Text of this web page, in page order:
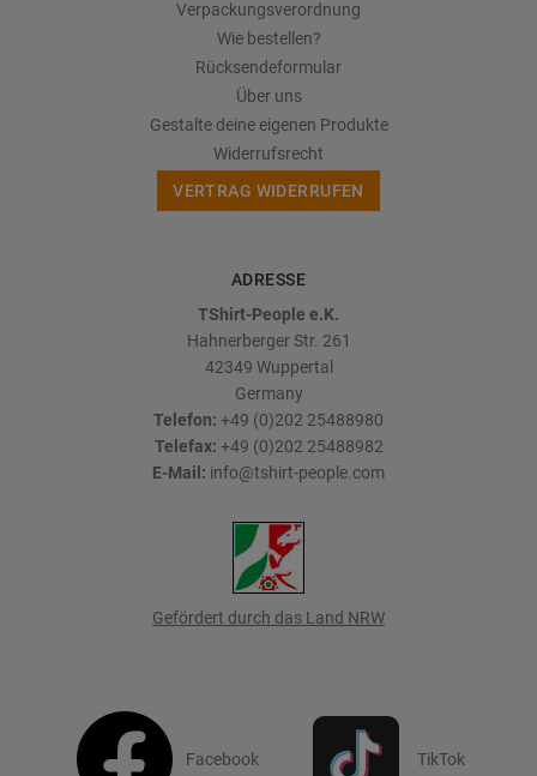
Verpackungsverordnung
Wie bestellen?
Rücksendeformular
Über uns
Gestalte deine eigenen Produkte
Widerrufsrecht
VERTRAG WIDERRUFEN
ADRESSE
TShirt-People e.K.
Hahnerberger Str. 261
42349 Wuppertal
Germany
Telefon: +49 (0)202 25488980
Telefax: +49 (0)202 25488982
E-Mail: info@tshirt-people.com
Gefördert durch das Land NRW
Facebook TikTok